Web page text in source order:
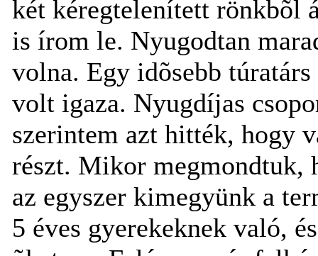
két kéregtelenített rönkbõl
is írom le. Nyugodtan
volna. Egy idõsebb
volt igaza. Nyugdíjas
szerintem azt hitték, hogy
részt. Mikor megmondtuk,
az egyszer kimegyünk a
5 éves gyerekeknek való,